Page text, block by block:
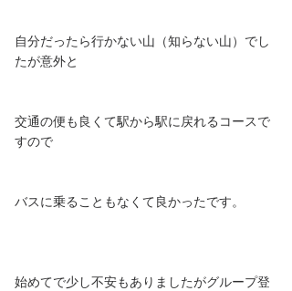
自分だったら行かない山（知らない山）でし
たが意外と
交通の便も良くて駅から駅に戻れるコースで
すので
バスに乗ることもなくて良かったです。
始めてで少し不安もありましたがグループ登